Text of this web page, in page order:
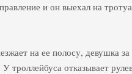
и он выехал на
на ее полосу, девушка за
троллейбуса отказывает